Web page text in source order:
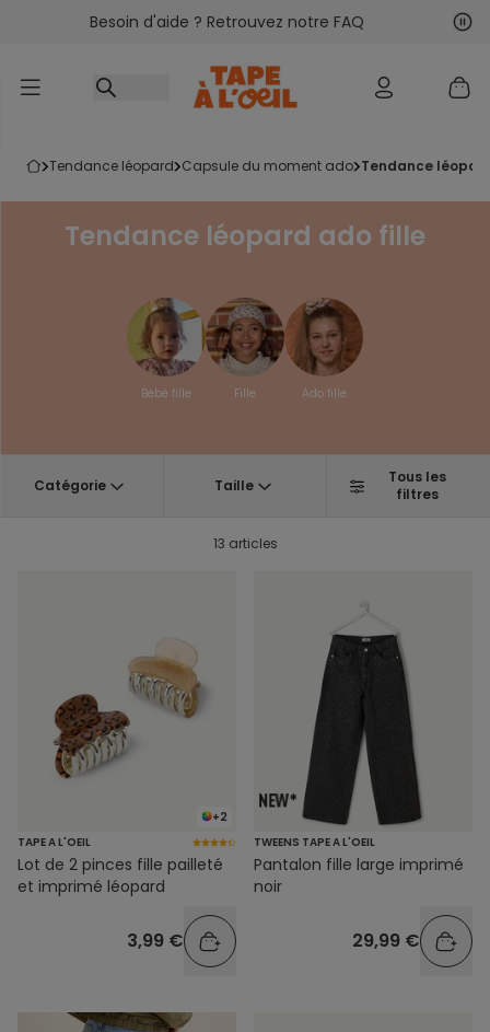
Accéder au contenu
Besoin d'aide ? Retrouvez notre FAQ
tendance léopard capsule du moment ado tendance
Tendance léopard ado fille
Bébé fille Fille Ado fille
Catégorie Taille
Tous les
filtres
13 articles
+2
TAPE A L'OEIL
Lot de 2 pinces fille pailleté
et imprimé léopard
3,99 €
TWEENS TAPE A L'OEIL
Pantalon fille large imprimé
noir
29,99 €